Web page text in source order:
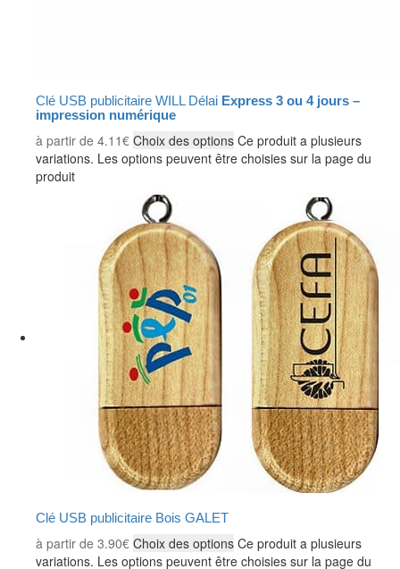
Clé USB publicitaire WILL Délai Express 3 ou 4 jours –
impression numérique
à partir de 4.11€ Choix des options Ce produit a plusieurs
variations. Les options peuvent être choisies sur la page du
produit
Clé USB publicitaire Bois GALET
à partir de 3.90€ Choix des options Ce produit a plusieurs
variations. Les options peuvent être choisies sur la page du